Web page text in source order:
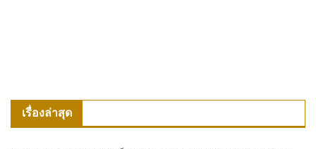
เรื่องล่าสุด